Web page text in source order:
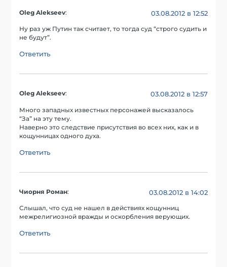
Oleg Alekseev: 03.08.2012 в 12:52
Ну раз уж Путин так считает, то тогда суд “строго судить и
не будут”.
Ответить
Oleg Alekseev: 03.08.2012 в 12:57
Много западных известных персонажей высказалось
“За” на эту тему.
Наверно это следствие присутствия во всех них, как и в
кощунницах одного духа.
Ответить
Чиорня Роман: 03.08.2012 в 14:02
Слышал, что суд не нашел в действиях кощунниц
межрелигиозной вражды и оскорбления верующих.
Ответить